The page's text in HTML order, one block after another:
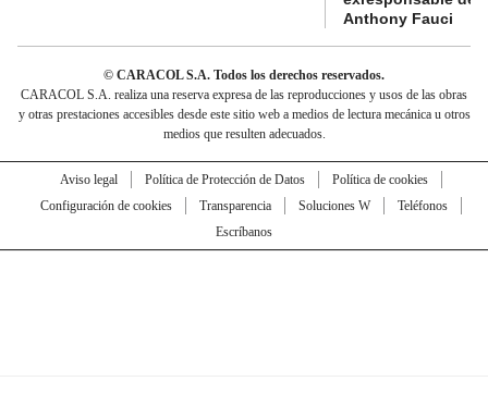
Anthony Fauci
© CARACOL S.A. Todos los derechos reservados.
CARACOL S.A. realiza una reserva expresa de las reproducciones y usos de las obras
y otras prestaciones accesibles desde este sitio web a medios de lectura mecánica u otros
medios que resulten adecuados.
Aviso legal Política de Protección de Datos
Política de cookies
Configuración de cookies
Transparencia Soluciones W
Teléfonos
Escríbanos